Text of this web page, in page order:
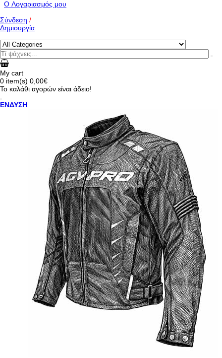
O Λογαριασμός μου
Σύνδεση /
Δημιουργία
My cart
0 item(s) 0,00€
Το καλάθι αγορών είναι άδειο!
ΕΝΔΥΣΗ